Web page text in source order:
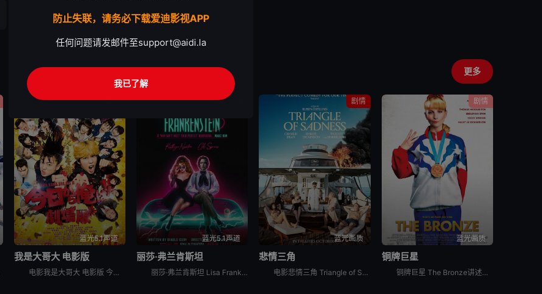
更多
喜剧
蓝光5.1声道
我是大哥大 电影版
电影我是大哥大 电影版 今日から俺は！！劇場版讲述的是：三桥贵志以转校为契机，决定在新学校“嚣张”一把，从此做个不良少年。为了能在同学中获得存在感，他还特地去发廊弄了一头金色卷发。而和他转到同一所
蓝光5.1声道
丽莎·弗兰肯斯坦
丽莎·弗兰肯斯坦 Lisa Frankenstein是2024年美国喜剧,爱情,恐怖,奇幻电影。《丽莎·弗兰肯斯坦》设定在1989年，讲述一个不受欢迎的高中生在一个电闪雷鸣之夜意外复活了一具英俊的
剧情
蓝光画质
悲情三角
电影悲情三角 Triangle of Sadness讲述的是：Carl和Yaya是一对很有影响力的模特夫妇。时装周结束后，他们受邀来到一艘游艇进行豪华的跨洋之旅，船员们都非常尽职地为度假者们服务。
剧情
蓝光画质
铜牌巨星
铜牌巨星 The Bronze讲述的是：霍普（梅丽莎·劳奇 Melissa Rauch 饰）从小就立志成为一名体操运动员，在一场世界级的比赛中，霍普虽然脚踝受伤却依然忍痛完成了比赛动作并获得了铜牌
防止失联，请务必下载爱迪影视APP
任何问题请发邮件至support@aidi.la
我已了解